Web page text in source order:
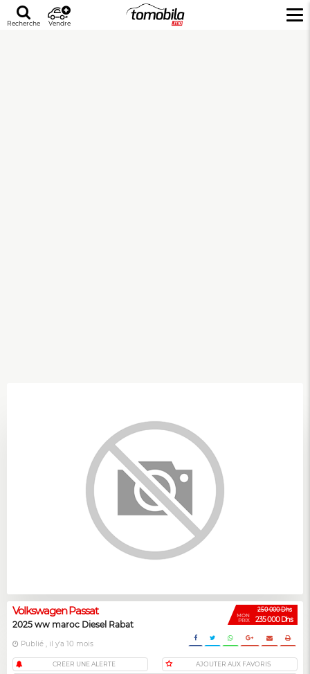
Recherche Vendre
250 000 Dhs
MON
PRIX 235 000 Dhs
Volkswagen Passat
2025 ww maroc Diesel Rabat
Publié , il y'a 10 mois
CRÉER UNE ALERTE AJOUTER AUX FAVORIS